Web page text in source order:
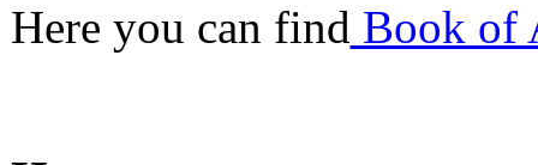
Here you can find Book of